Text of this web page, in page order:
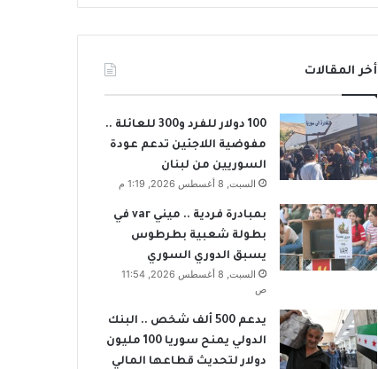
أخر المقالات
100 دولار للفرد و300 للعائلة ..
مفوضية اللاجئين تدعم عودة
السوريين من لبنان
السبت, 8 أغسطس 2026, 1:19 م
بمبادرة فردية .. ميني var في
بطولة شعبية بطرطوس
يسبق الدوري السوري
السبت, 8 أغسطس 2026, 11:54
ص
يدعم 500 ألف شخص .. البنك
الدولي يمنح سوريا 100 مليون
دولار لتحديث قطاعها المالي